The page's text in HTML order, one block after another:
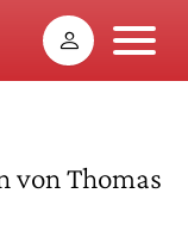
von Thomas